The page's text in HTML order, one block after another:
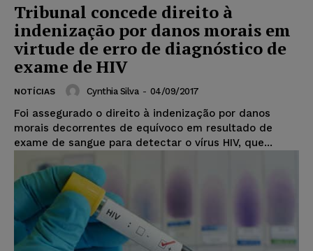
Tribunal concede direito à
indenização por danos morais em
virtude de erro de diagnóstico de
exame de HIV
NOTÍCIAS Cynthia Silva - 04/09/2017
Foi assegurado o direito à indenização por danos
morais decorrentes de equívoco em resultado de
exame de sangue para detectar o vírus HIV, que...